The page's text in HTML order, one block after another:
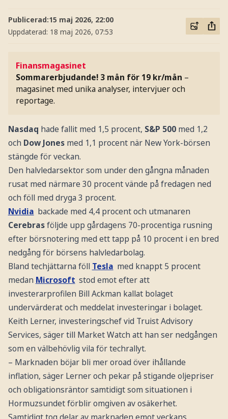
Publicerad:15 maj 2026, 22:00
Uppdaterad: 18 maj 2026, 07:53
Finansmagasinet
Sommarerbjudande! 3 mån för 19 kr/mån –
magasinet med unika analyser, intervjuer och
reportage.
Nasdaq hade fallit med 1,5 procent, S&P 500 med 1,2
och Dow Jones med 1,1 procent när New York-börsen
stängde för veckan.
Den halvledarsektor som under den gångna månaden
rusat med närmare 30 procent vände på fredagen ned
och föll med dryga 3 procent.
Nvidia backade med 4,4 procent och utmanaren
Cerebrasföljde upp gårdagens 70-procentiga rusning
efter börsnotering med ett tapp på 10 procent i en bred
nedgång för börsens halvledarbolag.
Bland techjättarna föll Tesla med knappt 5 procent
medan Microsoft stod emot efter att
investerarprofilen Bill Ackman kallat bolaget
undervärderat och meddelat investeringar i bolaget.
Keith Lerner, investeringschef vid Truist Advisory
Services, säger till Market Watch att han ser nedgången
som en välbehövlig vila för techrallyt.
– Marknaden böjar bli mer oroad över ihållande
inflation, säger Lerner och pekar på stigande oljepriser
och obligationsräntor samtidigt som situationen i
Hormuzsundet förblir omgiven av osäkerhet.